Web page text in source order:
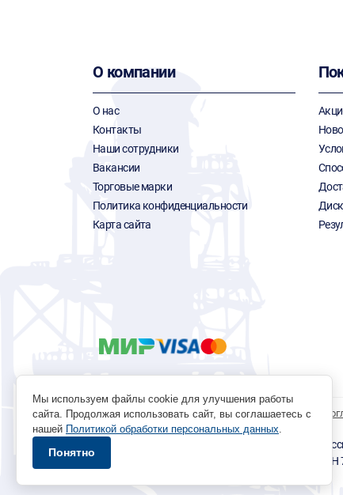
О компании
О нас
Контакты
Наши сотрудники
Вакансии
Торговые марки
Политика конфиденциальности
Карта сайта
Политика обработки персональных данных
© 1996 - 2026 инструмент парк «Мастер Плюс»
okp@masterplus.tomsk.ru ИП Брусницын Д.Н. ИНН
Мы используем файлы cookie для улучшения работы
сайта. Продолжая использовать сайт, вы соглашаетесь с
нашей Политикой обработки персональных данных.
Понятно